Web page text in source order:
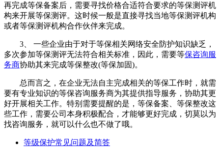
再完成等保备案后，需要寻找价格合适符合要求的等保测评机
构来开展等保测评。这时候一般是直接寻找当地等保测评机构
或者等保测评机构合作伙伴来完成。
3、 一些企业由于对于等保相关网络安全防护知识缺乏，
多次参加等保测评无法符合相关标准，因此，需要等保咨询服
务商协助其来完成等保整改(等保加固)。
总而言之，在企业无法自主完成相关的等保工作时，就需
要有专业知识的等保咨询服务商为其提供指导服务，协助其更
好开展相关工作。特别需要提醒的是，等保备案、等保整改这
些工作，需要公司本身积极配合，才能够更好完成，切莫以为
找咨询服务，就可以什么也不做了哦。
等级保护常见问题及简答